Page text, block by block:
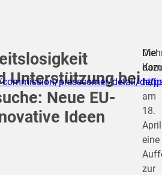
presscorner/detail/de/
Unterstützung bei
Neue EU-
Ideen
Die
hat
am
18.
April
eine
zur